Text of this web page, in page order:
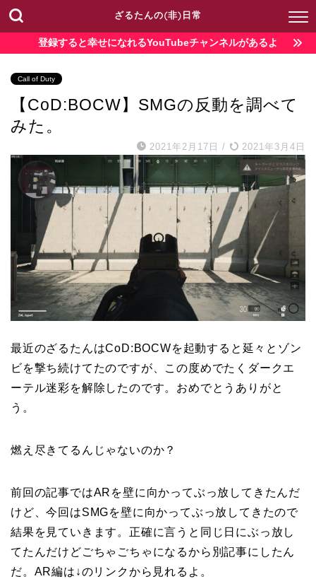
ざるたんの(非)日常
登録すると幸せになれるYouTubeチャンネルがあるよ
Call of Duty
【CoD:BOCW】SMGの反動を調べて
みた。
2021年2月17日 / 2021年3月4日
最近のざるたんはCoD:BOCWを起動すると延々とゾン
ビを撃ち続けてたのですが、この度めでたくダークエ
ーテル迷彩を解除したのです。おめでとうありがと
う。
燃え尽きてるんじゃないのか？
前回の記事ではARを壁に向かってぶっ放してきたんだ
けど、今回はSMGを壁に向かってぶっ放してきたので
結果を見ていきます。正確に言うと同じ日にぶっ放し
てたんだけどごちゃごちゃになるから別記事にしたん
だ。AR編は↓のリンクから見れるよ。